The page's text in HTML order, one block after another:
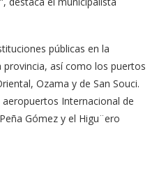
públicas en la
así como los puertos
Ozama y de San Souci.
Internacional de
Gómez y el Higu¨ero